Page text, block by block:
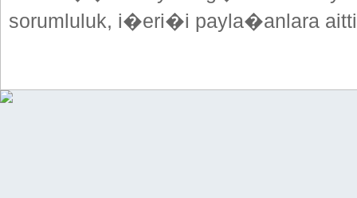
sorumluluk, i�eri�i payla�anlara